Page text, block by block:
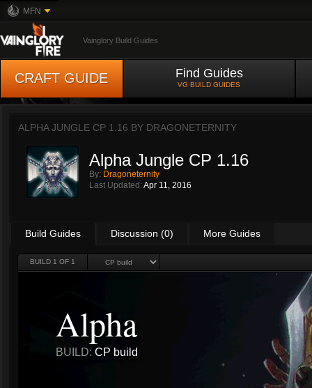
MFN
Vainglory Build Guides
CRAFT GUIDE Find Guides
VG BUILD GUIDES
ALPHA JUNGLE CP 1.16 BY DRAGONETERNITY
Alpha Jungle CP 1.16
By: Dragoneternity
Last Updated: Apr 11, 2016
Build Guides Discussion (0) More Guides
BUILD 1 OF 1
Alpha
BUILD: CP build